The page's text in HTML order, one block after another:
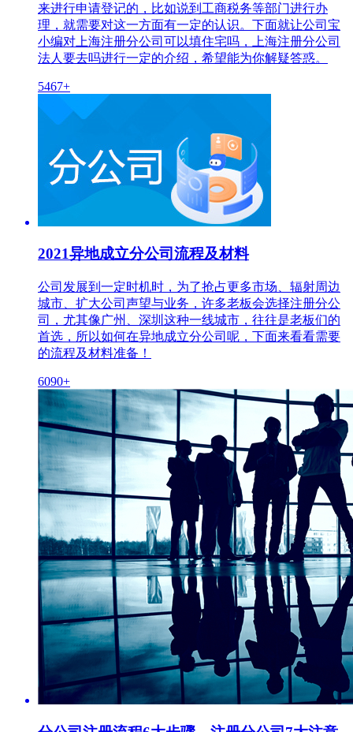
来进行申请登记的，比如说到工商税务等部门进行办
理，就需要对这一方面有一定的认识。下面就让公司宝
小编对上海注册分公司可以填住宅吗，上海注册分公司
法人要去吗进行一定的介绍，希望能为你解疑答惑。
5467+
2021异地成立分公司流程及材料
公司发展到一定时机时，为了抢占更多市场、辐射周边
城市、扩大公司声望与业务，许多老板会选择注册分公
司，尤其像广州、深圳这种一线城市，往往是老板们的
首选，所以如何在异地成立分公司呢，下面来看看需要
的流程及材料准备！
6090+